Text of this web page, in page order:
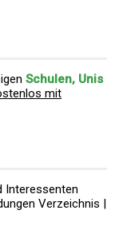
Schulen, Unis
mit
Interessenten
Verzeichnis |